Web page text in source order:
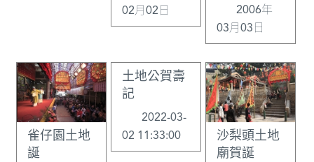
02月02日
2006年
03月03日
雀仔園土地
誕
土地公賀壽
記
2022-03-
02 11:33:00
沙梨頭土地
廟賀誕